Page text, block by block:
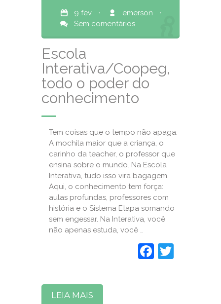
9 fev · emerson
·
Sem comentários
Escola
Interativa/Coopeg,
todo o poder do
conhecimento
Tem coisas que o tempo não apaga.
A mochila maior que a criança, o
carinho da teacher, o professor que
ensina sobre o mundo. Na Escola
Interativa, tudo isso vira bagagem.
Aqui, o conhecimento tem força:
aulas profundas, professores com
história e o Sistema Etapa somando
sem engessar. Na Interativa, você
não apenas estuda, você …
LEIA MAIS